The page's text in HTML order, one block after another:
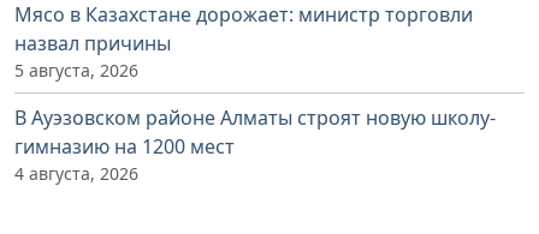
Мясо в Казахстане дорожает: министр торговли
назвал причины
5 августа, 2026
В Ауэзовском районе Алматы строят новую школу-
гимназию на 1200 мест
4 августа, 2026